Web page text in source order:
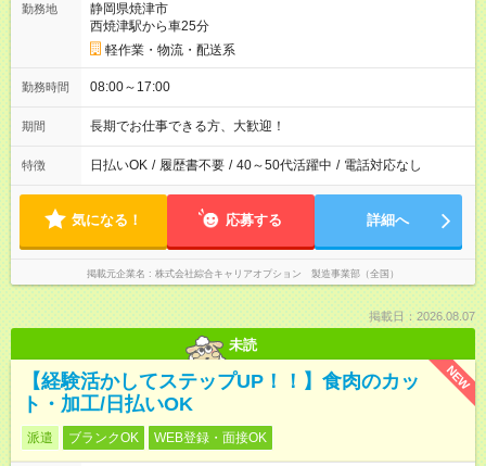
勤務地
静岡県焼津市
西焼津駅から車25分
軽作業・物流・配送系
勤務時間 08:00～17:00
期間 長期でお仕事できる方、大歓迎！
特徴 日払いOK / 履歴書不要 / 40～50代活躍中 / 電話対応なし
気になる！ 応募する 詳細へ
掲載元企業名 株式会社綜合キャリアオプション 製造事業部（全国）
掲載日：2026.08.07
未読
NEW
【経験活かしてステップUP！！】食肉のカッ
ト・加工/日払いOK
派遣 ブランクOK WEB登録・面接OK